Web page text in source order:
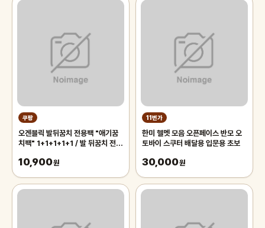
쿠팡
오겐블릭 발뒤꿈치 전용팩 "애기꿈
치팩" 1+1+1+1+1 / 발 뒤꿈치 전용
10,900원
11번가
한미 헬멧 모음 오픈페이스 반모 오
토바이 스쿠터 배달용 입문용 초보
30,000원